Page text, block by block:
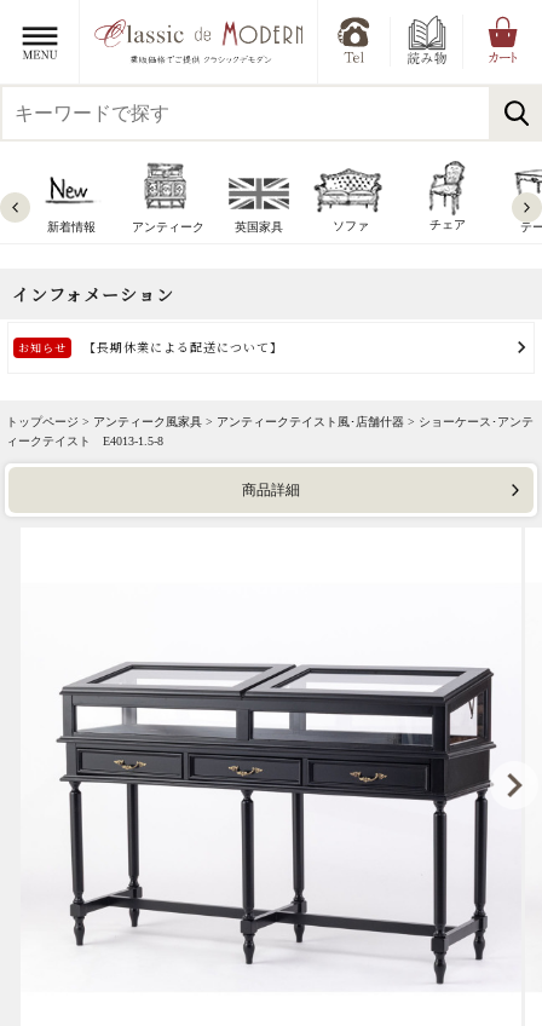
新着情報 アンティーク 英国家具 ソファ チェア テ
トップページ > アンティーク風家具 > アンティークテイスト風･店舗什器 > ショーケース･アンテ
ィークテイスト E4013-1.5-8
商品詳細